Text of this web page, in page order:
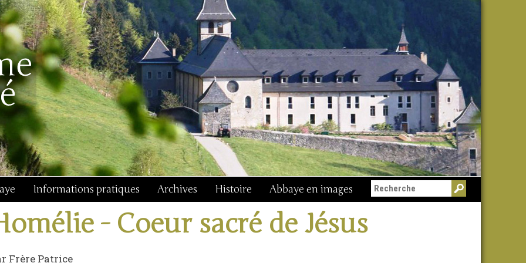
Informations pratiques Archives Histoire Abbaye en images
- Coeur sacré de Jésus
Frère Patrice